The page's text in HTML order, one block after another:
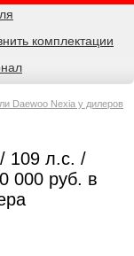
комплектации
Daewoo Nexia у дилеров
109 л.с. /
000 руб. в